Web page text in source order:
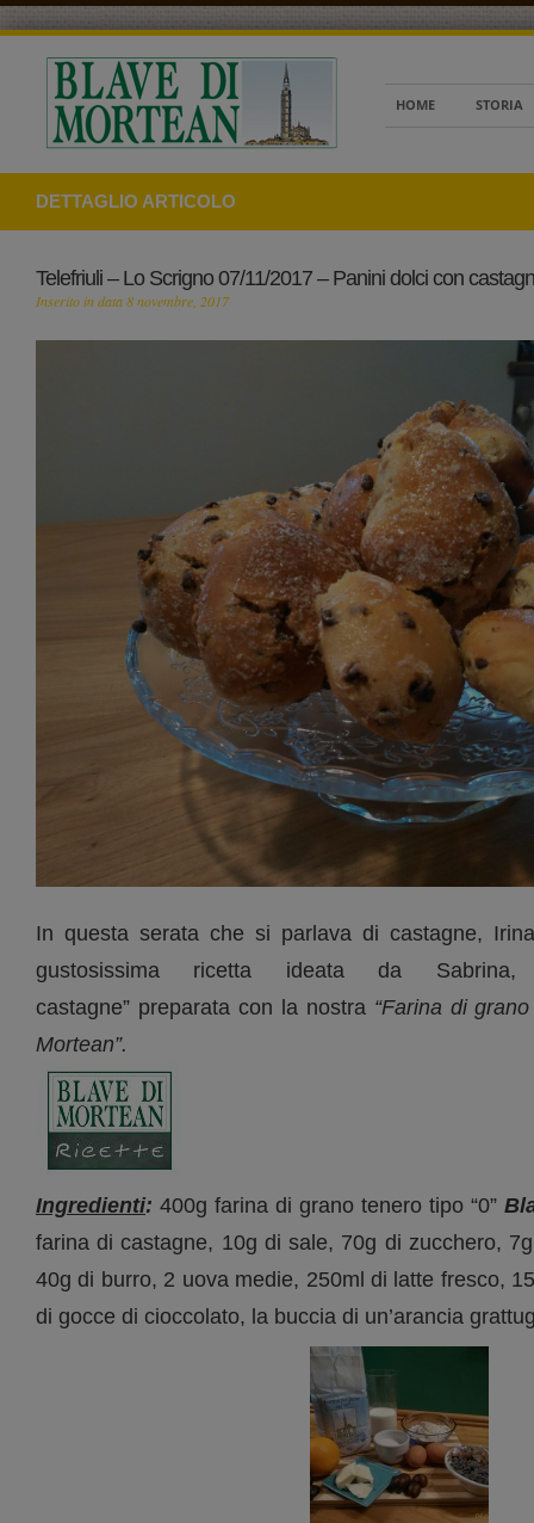
HOME STORIA
DETTAGLIO ARTICOLO
Telefriuli – Lo Scrigno 07/11/2017 – Panini dolci con
Inserito in data 8 novembre, 2017
In questa serata che si parlava di castagne,
gustosissima ricetta ideata da
castagne” preparata con la nostra “Farina di
Mortean”.
Ingredienti: 400g farina di grano tenero tipo “0”
farina di castagne, 10g di sale, 70g di zucchero,
40g di burro, 2 uova medie, 250ml di latte fresco,
di gocce di cioccolato, la buccia di un’arancia